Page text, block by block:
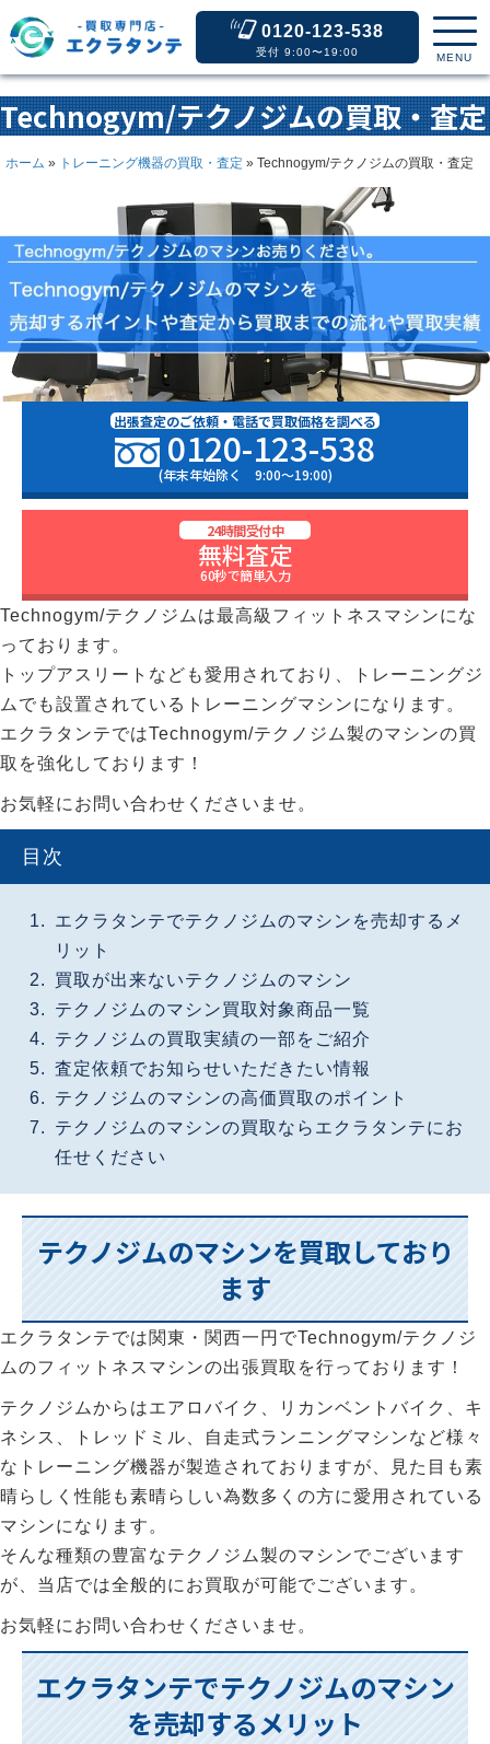
0120-123-538
受付 9:00〜19:00 MENU
Technogym/テクノジムの買取・査定
ホーム » トレーニング機器の買取・査定 » Technogym/テクノジムの買取・査定
出張査定のご依頼・電話で買取価格を調べる
0120-123-538
(年末年始除く 9:00〜19:00)
24時間受付中
無料査定
60秒で簡単入力
Technogym/テクノジムは最高級フィットネスマシンにな
っております。
トップアスリートなども愛用されており、トレーニングジ
ムでも設置されているトレーニングマシンになります。
エクラタンテではTechnogym/テクノジム製のマシンの買
取を強化しております！
お気軽にお問い合わせくださいませ。
目次
エクラタンテでテクノジムのマシンを売却するメ
リット
買取が出来ないテクノジムのマシン
テクノジムのマシン買取対象商品一覧
テクノジムの買取実績の一部をご紹介
査定依頼でお知らせいただきたい情報
テクノジムのマシンの高価買取のポイント
テクノジムのマシンの買取ならエクラタンテにお
任せください
テクノジムのマシンを買取しており
ます
エクラタンテでは関東・関西一円でTechnogym/テクノジ
ムのフィットネスマシンの出張買取を行っております！
テクノジムからはエアロバイク、リカンベントバイク、キ
ネシス、トレッドミル、自走式ランニングマシンなど様々
なトレーニング機器が製造されておりますが、見た目も素
晴らしく性能も素晴らしい為数多くの方に愛用されている
マシンになります。
そんな種類の豊富なテクノジム製のマシンでございます
が、当店では全般的にお買取が可能でございます。
お気軽にお問い合わせくださいませ。
エクラタンテでテクノジムのマシン
を売却するメリット